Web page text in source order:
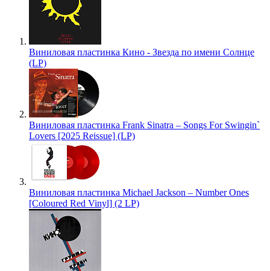
Виниловая пластинка Кино - Звезда по имени Солнце
(LP)
Виниловая пластинка Frank Sinatra – Songs For Swingin`
Lovers [2025 Reissue] (LP)
Виниловая пластинка Michael Jackson – Number Ones
[Coloured Red Vinyl] (2 LP)